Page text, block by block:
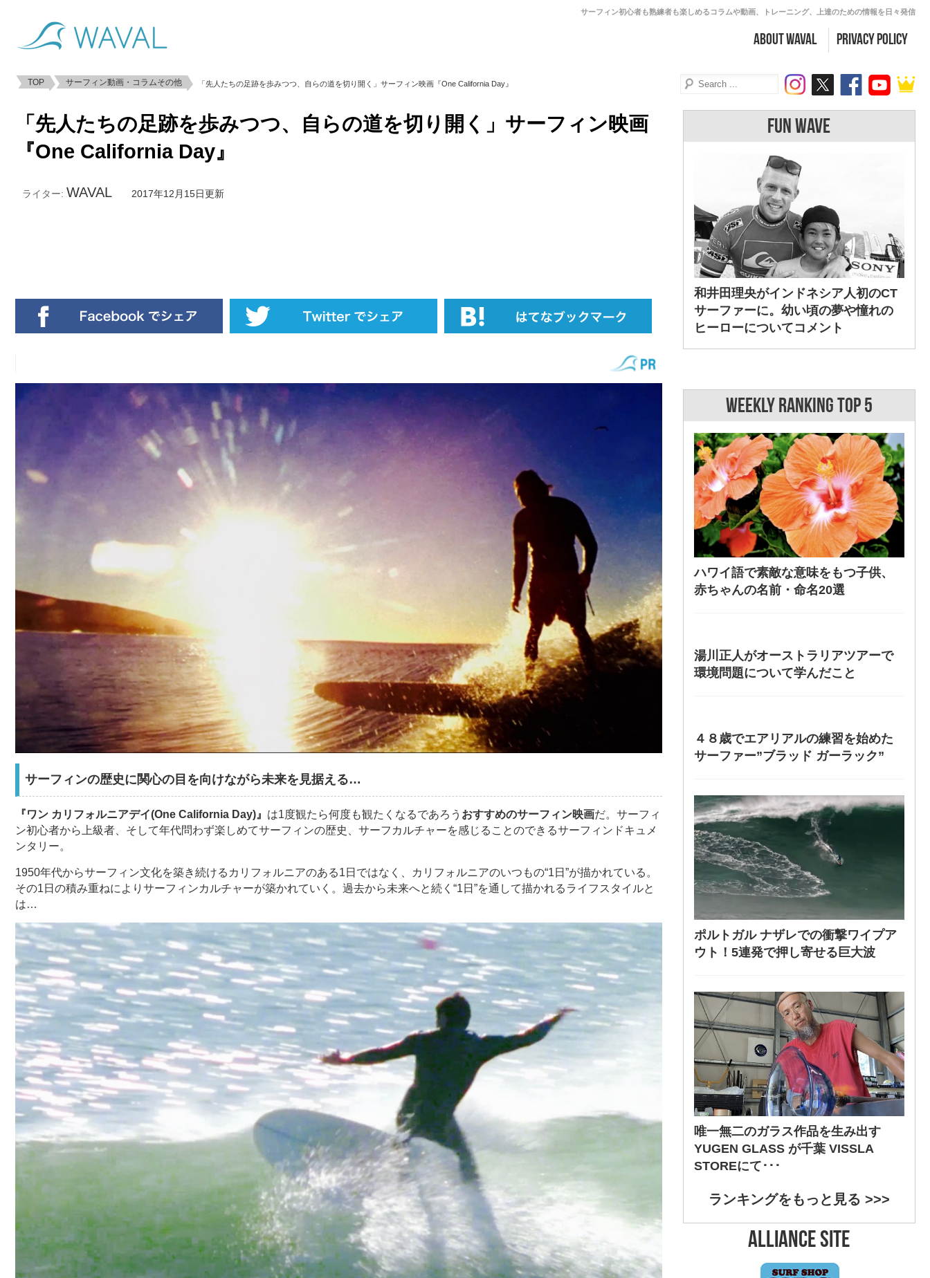
サーフィン初心者も熟練者も楽しめるコラムや動画、トレーニング、上達のための情報を日々発信
about WAVAL PRIVACY POLICY
TOP サーフィン動画・コラムその他 「先人たちの足跡を歩みつつ、自らの道を切り開く」サーフィン映画『One California Day』
「先人たちの足跡を歩みつつ、自らの道を切り開く」サーフィン映画
『One California Day』
ライター: WAVAL 2017年12月15日更新
サーフィンの歴史に関心の目を向けながら未来を見据える…
『ワン カリフォルニアデイ(One California Day)』 は1度観たら何度も観たくなるであろう おすすめのサーフィン映画だ。サーフィ
ン初心者から上級者、そして年代問わず楽しめてサーフィンの歴史、サーフカルチャーを感じることのできるサーフィンドキュメ
ンタリー。
1950年代からサーフィン文化を築き続けるカリフォルニアのある1日ではなく、カリフォルニアのいつもの“1日”が描かれている。
その1日の積み重ねによりサーフィンカルチャーが築かれていく。過去から未来へと続く“1日”を通して描かれるライフスタイルと
は…
FUN WAVE
和井田理央がインドネシア人初のCT
サーファーに。幼い頃の夢や憧れの
ヒーローについてコメント
WEEKLY RANKING TOP 5
ハワイ語で素敵な意味をもつ子供、
赤ちゃんの名前・命名20選
湯川正人がオーストラリアツアーで
環境問題について学んだこと
４８歳でエアリアルの練習を始めた
サーファー”ブラッド ガーラック”
ポルトガル ナザレでの衝撃ワイプア
ウト！5連発で押し寄せる巨大波
唯一無二のガラス作品を生み出す
YUGEN GLASS が千葉 VISSLA
STOREにて･･･
ランキングをもっと見る >>>
ALLIANCE SITE